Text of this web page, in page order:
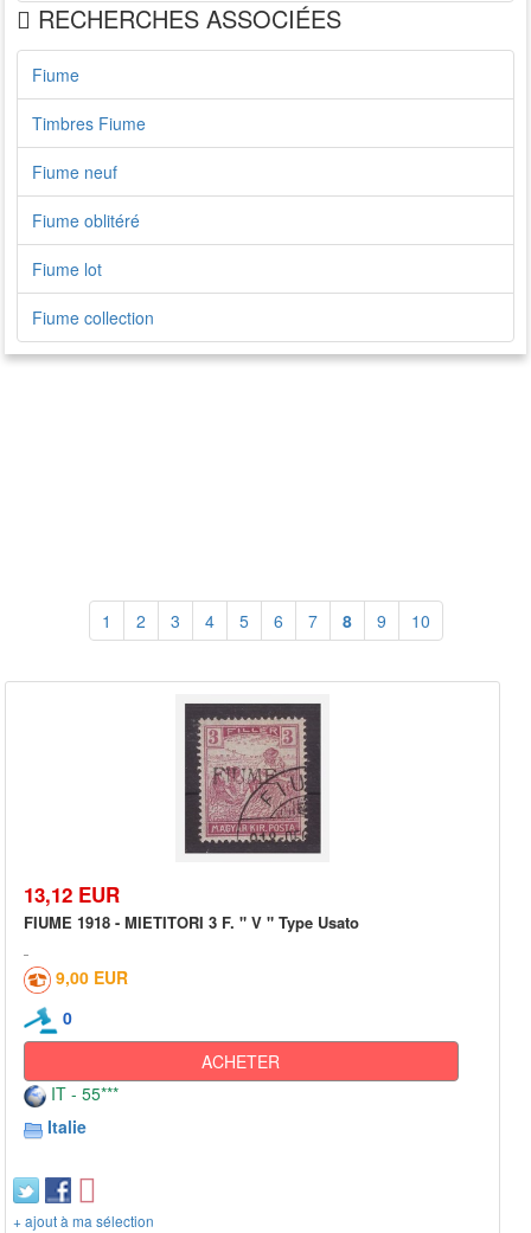
RECHERCHES ASSOCIÉES
Fiume
Timbres Fiume
Fiume neuf
Fiume oblitéré
Fiume lot
Fiume collection
1 2 3 4 5 6 7 8 9 10
13,12 EUR
FIUME 1918 - MIETITORI 3 F. " V " Type Usato
9,00 EUR
0
ACHETER
IT - 55***
Italie
+ ajout à ma sélection